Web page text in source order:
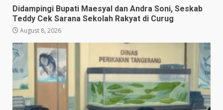
Didampingi Bupati Maesyal dan Andra Soni, Seskab
Teddy Cek Sarana Sekolah Rakyat di Curug
August 8, 2026